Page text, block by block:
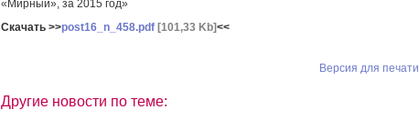
«Мирный», за 2015 год»
Скачать >>post16_n_458.pdf [101,33 Kb]<<
Версия для печати
Другие новости по теме: